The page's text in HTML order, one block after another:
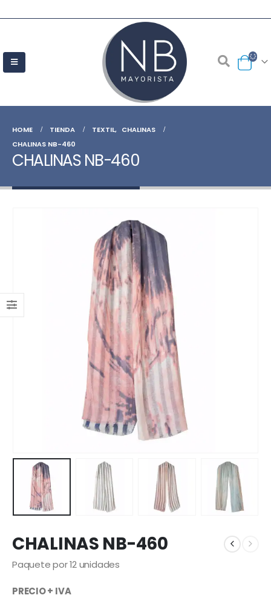
HOME TIENDA TEXTIL, CHALINAS
CHALINAS NB-460
CHALINAS NB-460
CHALINAS NB-460
Paquete por 12 unidades
PRECIO + IVA